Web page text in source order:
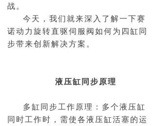
战。
今天，我们就来深入了解一下赛
诺动力旋转直驱伺服阀如何为四缸同
步带来创新解决方案。
液压缸同步原理
多缸同步工作原理：多个液压缸
同时工作时，需使各液压缸活塞的运